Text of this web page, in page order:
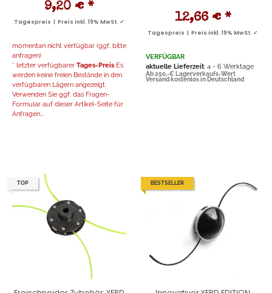
9,20 € *
Tagespreis | Preis inkl. 19% MwSt. ✓
momentan nicht verfügbar (ggf. bitte
anfragen)
* letzter verfügbarer Tages-Preis Es
werden keine freien Bestände in den
verfügbaren Lägern angezeigt.
Verwenden Sie ggf. das Fragen-
Formular auf dieser Artikel-Seite für
Anfragen...
12,66 € *
Tagespreis | Preis inkl. 19% MwSt. ✓
VERFÜGBAR
aktuelle Lieferzeit: 4 - 6 Werktage
Ab 250,-€ Lagerverkaufs-Wert
Versand kostenlos in Deutschland
TOP BESTSELLER